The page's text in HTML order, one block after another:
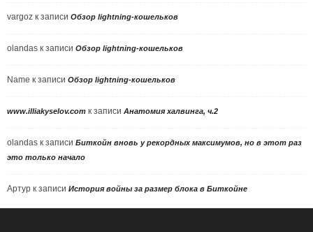
vargoz к записи Обзор lightning-кошельков
olandas к записи Обзор lightning-кошельков
Name к записи Обзор lightning-кошельков
www.illiakyselov.com к записи Анатомия халвинга, ч.2
olandas к записи Биткойн вновь у рекордных максимумов, но в этот раз
это только начало
Артур к записи История войны за размер блока в Биткойне